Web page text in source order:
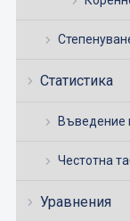
Статистика
Въведение
Честотна
Уравнения